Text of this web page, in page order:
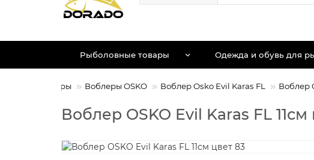
Рыболовные товары Одежда и обувь для
Воблеры Воблеры OSKO Воблер Osko Evil Karas FL Воблер
Воблер OSKO Evil Karas FL 11см